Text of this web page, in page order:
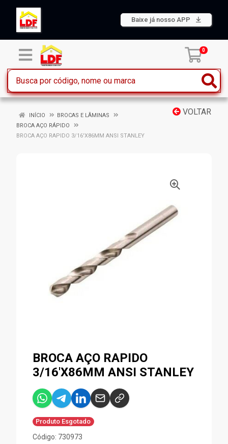
Baixe já nosso APP
0
VOLTAR
INÍCIO
BROCAS E LÂMINAS
BROCA AÇO RÁPIDO
BROCA AÇO RAPIDO 3/16'X86MM ANSI STANLEY
BROCA AÇO RAPIDO
3/16'X86MM ANSI STANLEY
Produto Esgotado
Código: 730973